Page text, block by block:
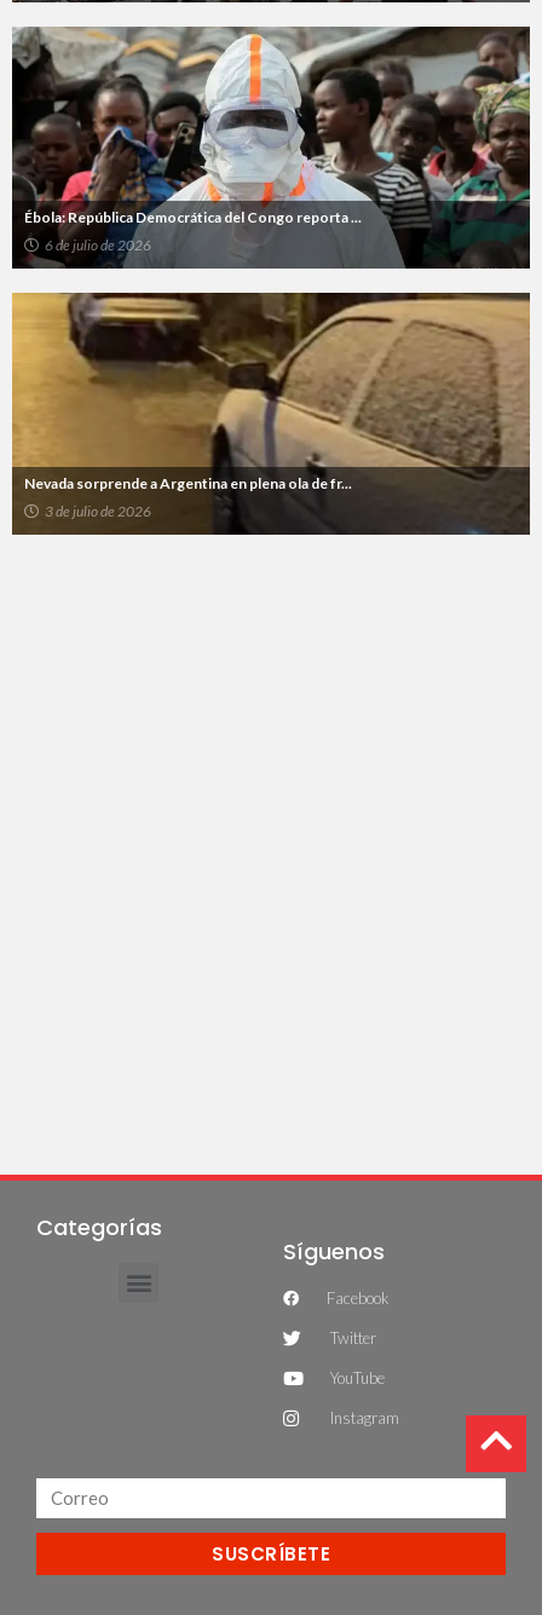
Ébola: República Democrática del Congo reporta ...
6 de julio de 2026
Nevada sorprende a Argentina en plena ola de fr...
3 de julio de 2026
Categorías
Síguenos
Facebook
Twitter
YouTube
Instagram
SUSCRÍBETE